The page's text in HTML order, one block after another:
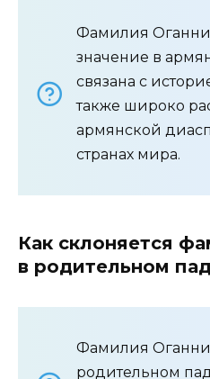
Фамилия
значение в
связана с
также широко
армянской
странах мира.
Как склоняется
в родительном
Фамилия
родительном